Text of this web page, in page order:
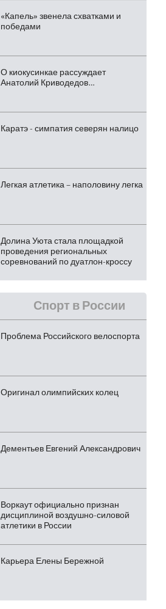
«Капель» звенела схватками и
победами
О киокусинкае рассуждает
Анатолий Криводедов…
Каратэ - симпатия северян налицо
Легкая атлетика – наполовину легка
Долина Уюта стала площадкой
проведения региональных
соревнований по дуатлон-кроссу
Спорт в России
Проблема Российского велоспорта
Оригинал олимпийских колец
Дементьев Евгений Александрович
Воркаут официально признан
дисциплиной воздушно-силовой
атлетики в России
Карьера Елены Бережной